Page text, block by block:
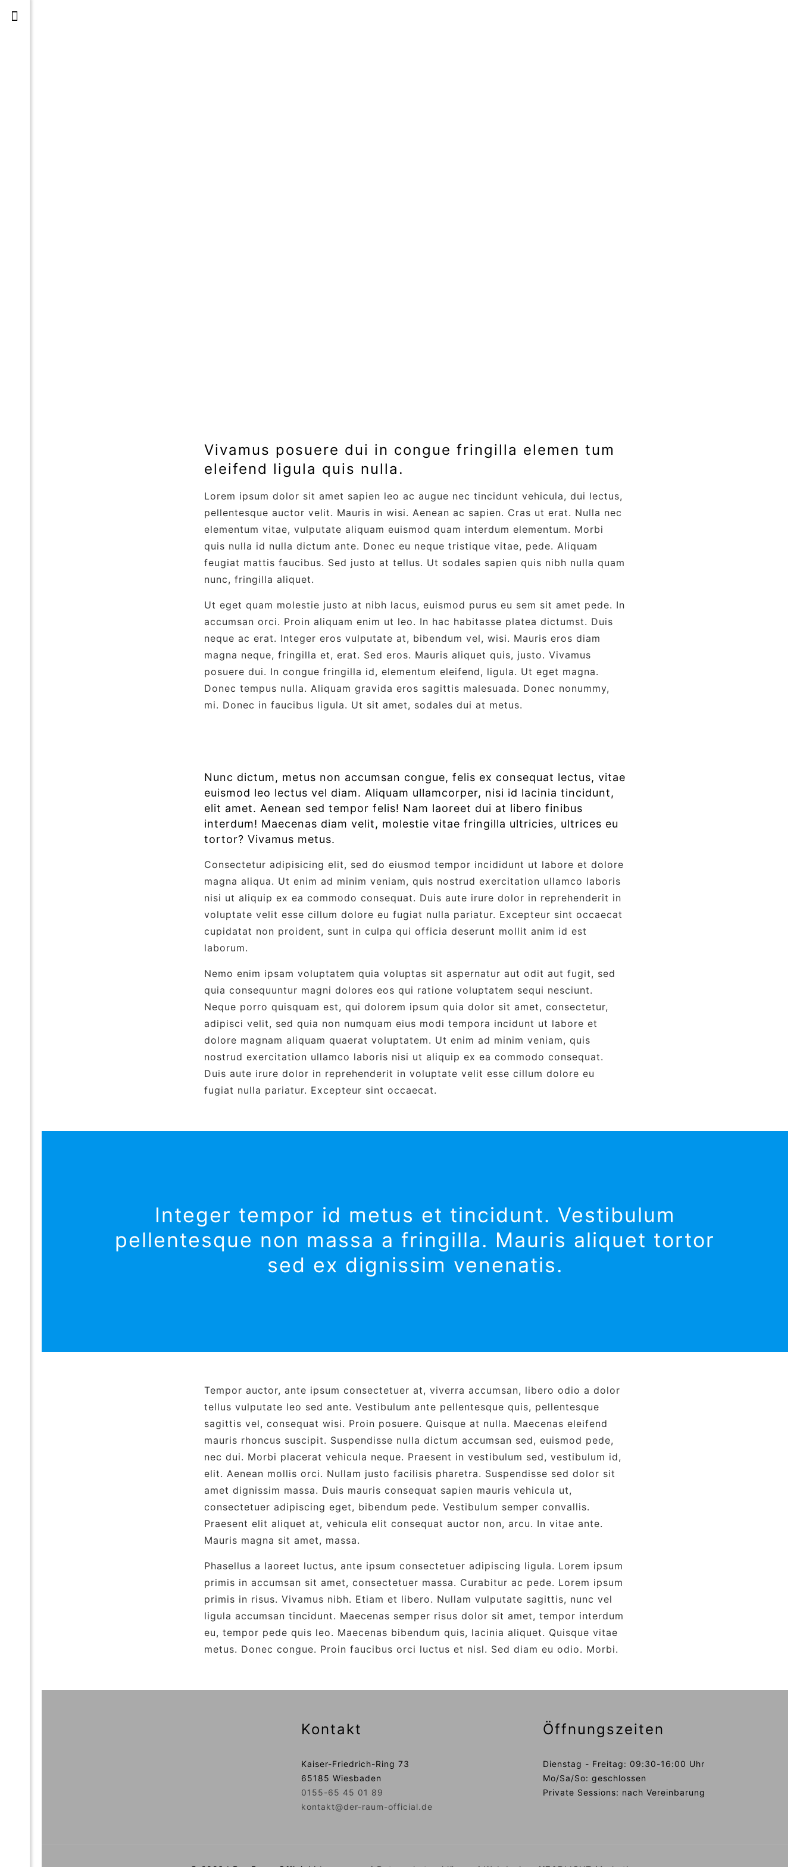
Vivamus posuere dui in congue fringilla elemen tum
eleifend ligula quis nulla.
Lorem ipsum dolor sit amet sapien leo ac augue nec tincidunt vehicula, dui lectus,
pellentesque auctor velit. Mauris in wisi. Aenean ac sapien. Cras ut erat. Nulla nec
elementum vitae, vulputate aliquam euismod quam interdum elementum. Morbi
quis nulla id nulla dictum ante. Donec eu neque tristique vitae, pede. Aliquam
feugiat mattis faucibus. Sed justo at tellus. Ut sodales sapien quis nibh nulla quam
nunc, fringilla aliquet.
Ut eget quam molestie justo at nibh lacus, euismod purus eu sem sit amet pede. In
accumsan orci. Proin aliquam enim ut leo. In hac habitasse platea dictumst. Duis
neque ac erat. Integer eros vulputate at, bibendum vel, wisi. Mauris eros diam
magna neque, fringilla et, erat. Sed eros. Mauris aliquet quis, justo. Vivamus
posuere dui. In congue fringilla id, elementum eleifend, ligula. Ut eget magna.
Donec tempus nulla. Aliquam gravida eros sagittis malesuada. Donec nonummy,
mi. Donec in faucibus ligula. Ut sit amet, sodales dui at metus.
Nunc dictum, metus non accumsan congue, felis ex consequat lectus, vitae
euismod leo lectus vel diam. Aliquam ullamcorper, nisi id lacinia tincidunt,
elit amet. Aenean sed tempor felis! Nam laoreet dui at libero finibus
interdum! Maecenas diam velit, molestie vitae fringilla ultricies, ultrices eu
tortor? Vivamus metus.
Consectetur adipisicing elit, sed do eiusmod tempor incididunt ut labore et dolore
magna aliqua. Ut enim ad minim veniam, quis nostrud exercitation ullamco laboris
nisi ut aliquip ex ea commodo consequat. Duis aute irure dolor in reprehenderit in
voluptate velit esse cillum dolore eu fugiat nulla pariatur. Excepteur sint occaecat
cupidatat non proident, sunt in culpa qui officia deserunt mollit anim id est
laborum.
Nemo enim ipsam voluptatem quia voluptas sit aspernatur aut odit aut fugit, sed
quia consequuntur magni dolores eos qui ratione voluptatem sequi nesciunt.
Neque porro quisquam est, qui dolorem ipsum quia dolor sit amet, consectetur,
adipisci velit, sed quia non numquam eius modi tempora incidunt ut labore et
dolore magnam aliquam quaerat voluptatem. Ut enim ad minim veniam, quis
nostrud exercitation ullamco laboris nisi ut aliquip ex ea commodo consequat.
Duis aute irure dolor in reprehenderit in voluptate velit esse cillum dolore eu
fugiat nulla pariatur. Excepteur sint occaecat.
Integer tempor id metus et tincidunt. Vestibulum
pellentesque non massa a fringilla. Mauris aliquet tortor
sed ex dignissim venenatis.
Tempor auctor, ante ipsum consectetuer at, viverra accumsan, libero odio a dolor
tellus vulputate leo sed ante. Vestibulum ante pellentesque quis, pellentesque
sagittis vel, consequat wisi. Proin posuere. Quisque at nulla. Maecenas eleifend
mauris rhoncus suscipit. Suspendisse nulla dictum accumsan sed, euismod pede,
nec dui. Morbi placerat vehicula neque. Praesent in vestibulum sed, vestibulum id,
elit. Aenean mollis orci. Nullam justo facilisis pharetra. Suspendisse sed dolor sit
amet dignissim massa. Duis mauris consequat sapien mauris vehicula ut,
consectetuer adipiscing eget, bibendum pede. Vestibulum semper convallis.
Praesent elit aliquet at, vehicula elit consequat auctor non, arcu. In vitae ante.
Mauris magna sit amet, massa.
Phasellus a laoreet luctus, ante ipsum consectetuer adipiscing ligula. Lorem ipsum
primis in accumsan sit amet, consectetuer massa. Curabitur ac pede. Lorem ipsum
primis in risus. Vivamus nibh. Etiam et libero. Nullam vulputate sagittis, nunc vel
ligula accumsan tincidunt. Maecenas semper risus dolor sit amet, tempor interdum
eu, tempor pede quis leo. Maecenas bibendum quis, lacinia aliquet. Quisque vitae
metus. Donec congue. Proin faucibus orci luctus et nisl. Sed diam eu odio. Morbi.
Kontakt
Kaiser-Friedrich-Ring 73
65185 Wiesbaden
0155-65 45 01 89
kontakt@der-raum-official.de
Öffnungszeiten
Dienstag - Freitag: 09:30-16:00 Uhr
Mo/Sa/So: geschlossen
Private Sessions: nach Vereinbarung